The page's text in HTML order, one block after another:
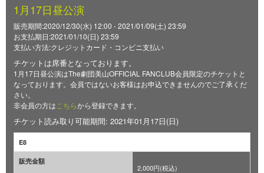
1月17日昼公演
販売期間:2020/12/30(水) 12:00 - 2021/01/09(土) 23:59
お支払期日:2021/01/10(日) 23:59
支払い方法:クレジットカード・コンビニ支払い
チケットは席番となっております。
1月17日昼公演はThe劇団美山OFFICIAL FANCLUB会員限定のチケットと
なっております。会員ではないお客様はお申込できませんのでご了承くだ
さい。
非会員の方は こちらから登録できます。
チケット読み取り可能期間: 2021年01月17日(日)
E8
販売金額
2,000円(税込)